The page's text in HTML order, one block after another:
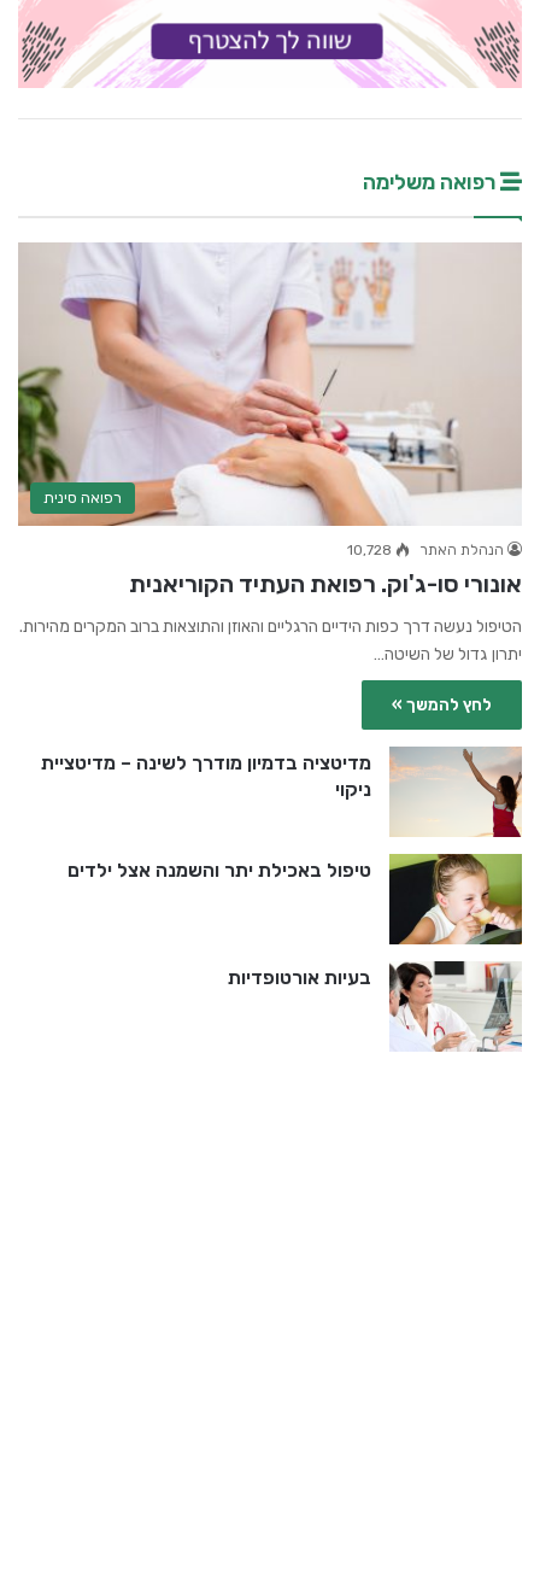
רפואה משלימה
רפואה סינית
הנהלת האתר 10,728
אונורי סו-ג'וק. רפואת העתיד הקוריאנית
הטיפול נעשה דרך כפות הידיים הרגליים והאוזן והתוצאות ברוב המקרים מהירות.
יתרון גדול של השיטה…
לחץ להמשך »
מדיטציה בדמיון מודרך לשינה – מדיטציית
ניקוי
טיפול באכילת יתר והשמנה אצל ילדים
בעיות אורטופדיות